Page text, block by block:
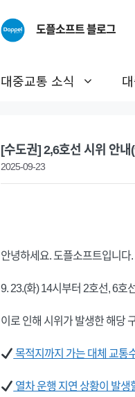
도플소프트 블로그
대중교통 소식
[수도권] 2,6호선 시위 안내
2025-09-23
안녕하세요. 도플소프트입니다.
9. 23.(화) 14시부터 2호선, 6호
이로 인해 시위가 발생한 해당
목적지까지 가는 대체 교통
열차 운행 지연 상황이 발생